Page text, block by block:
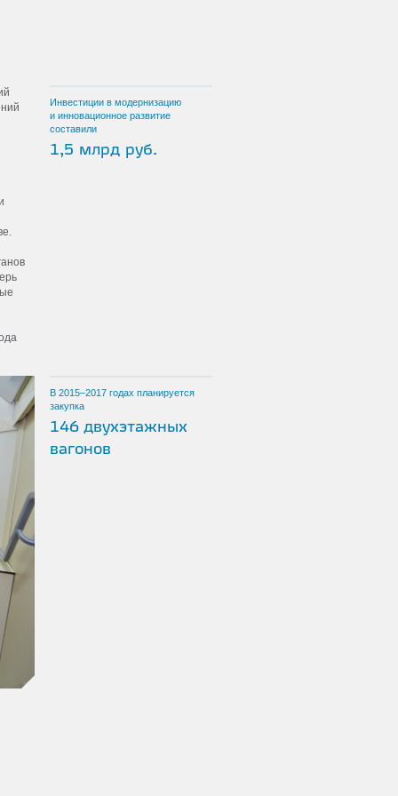
Инвестиции в модернизацию
и инновационное развитие
составили
1,5 млрд руб.
В 2015–2017 годах планируется
закупка
146 двухэтажных
вагонов